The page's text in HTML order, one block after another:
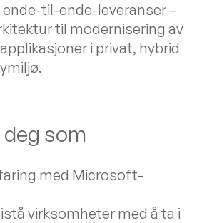
til-ende-leveranser –
til modernisering av
i privat, hybrid
som
med Microsoft-
virksomheter med å ta i